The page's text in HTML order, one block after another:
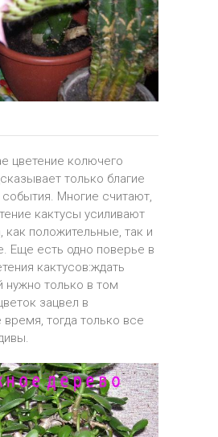
цветение колючего
только благие
Многие считают,
кактусы усиливают
как положительные, так и
Еще есть одно поверье в
кактусов:ждать
нужно только в том
зацвел в
тогда только все